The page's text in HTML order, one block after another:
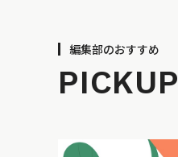
編集部のおすすめ
PICKUP